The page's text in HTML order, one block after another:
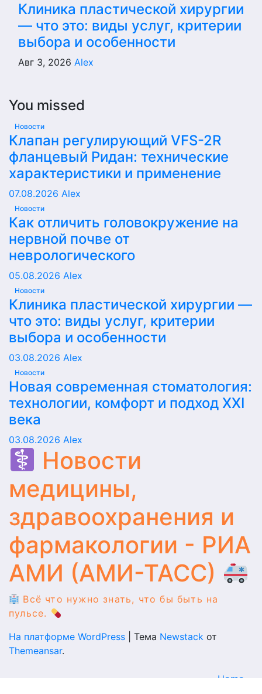
Клиника пластической хирургии
— что это: виды услуг, критерии
выбора и особенности
Авг 3, 2026 Alex
You missed
Новости
Клапан регулирующий VFS-2R
фланцевый Ридан: технические
характеристики и применение
07.08.2026 Alex
Новости
Как отличить головокружение на
нервной почве от
неврологического
05.08.2026 Alex
Новости
Клиника пластической хирургии —
что это: виды услуг, критерии
выбора и особенности
03.08.2026 Alex
Новости
Новая современная стоматология:
технологии, комфорт и подход XXI
века
03.08.2026 Alex
Новости
медицины,
здравоохранения и
фармакологии - РИА
АМИ (АМИ-ТАСС)
Всё что нужно знать, что бы быть на
пульсе.
На платформе WordPress
Тема Newstack от
Themeansar.
Home